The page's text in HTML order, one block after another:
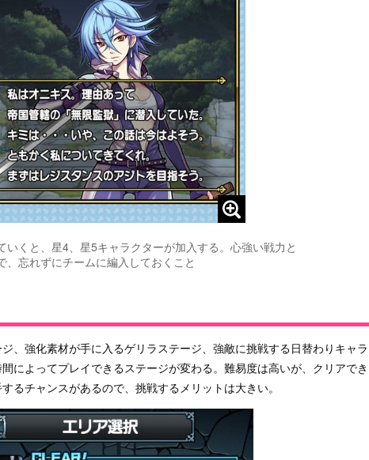
いくと、星4、星5キャラクターが加入する。心強い戦力と
、忘れずにチームに編入しておくこと
、強化素材が手に入るゲリラステージ、強敵に挑戦する日替わりキャラ
によってプレイできるステージが変わる。難易度は高いが、クリアでき
るチャンスがあるので、挑戦するメリットは大きい。